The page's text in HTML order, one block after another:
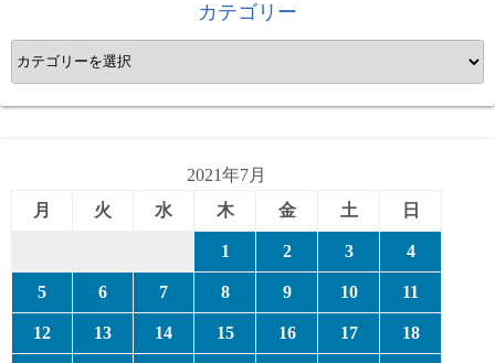
カテゴリー
カ
テ
ゴ
2021年7月
月
火 水 木 金 土 日
1 2 3 4
5 6 7 8 9 10 11
12 13 14 15 16 17 18